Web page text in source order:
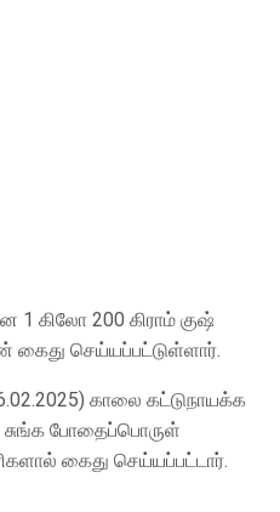
1 கிலோ 200 கிராம் குஷ்
செய்யப்பட்டுள்ளார்.
காலை கட்டுநாயக்க
சுங்க போதைப்பொருள்
கைது செய்யப்பட்டார்.